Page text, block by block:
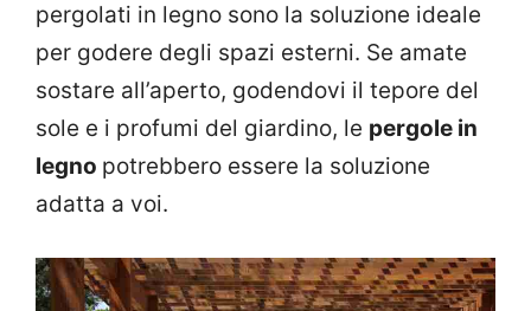
pergolati in legno sono la soluzione ideale
per godere degli spazi esterni. Se amate
sostare all’aperto, godendovi il tepore del
sole e i profumi del giardino, le pergole in
legno potrebbero essere la soluzione
adatta a voi.